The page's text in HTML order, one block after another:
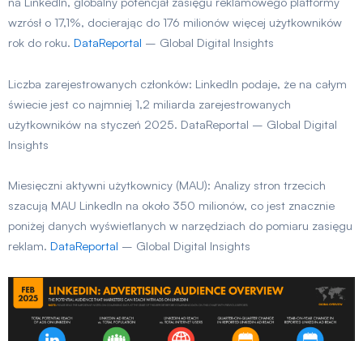
wzrósł o 17,1%, docierając do 176 milionów więcej użytkowników
rok do roku. DataReportal – Global Digital Insights
Liczba zarejestrowanych członków: LinkedIn podaje, że na całym
świecie jest co najmniej 1,2 miliarda zarejestrowanych
użytkowników na styczeń 2025. DataReportal – Global Digital
Insights
Miesięczni aktywni użytkownicy (MAU): Analizy stron trzecich
szacują MAU LinkedIn na około 350 milionów, co jest znacznie
poniżej danych wyświetlanych w narzędziach do pomiaru zasięgu
reklam. DataReportal – Global Digital Insights